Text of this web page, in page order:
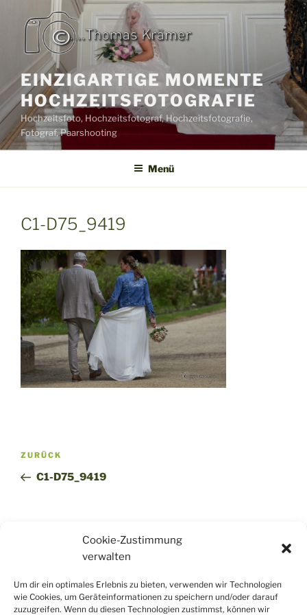
Cookie-Zustimmung
verwalten
Um dir ein optimales Erlebnis zu bieten, verwenden wir Technologien
wie Cookies, um Geräteinformationen zu speichern und/oder darauf
zuzugreifen. Wenn du diesen Technologien zustimmst, können wir
Inhalt
springen
EINZIGARTIGE MOMENTE
HOCHZEITSFOTOGRAFIE
Hochzeitsfoto, Hochzeitsfotograf, Hochzeitsfotografie,
Fotograf, Paarshooting
Menü
C1-D75_9419
Beitragsnavigation
Vorheriger
Beitrag
ZURÜCK
C1-D75_9419
www.thkraemer.de
www.tosuverbindet.de